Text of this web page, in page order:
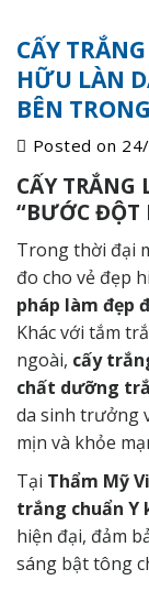
CẤY
HỮU LÀN
BÊN TRONG
Posted on
CẤY TRẮNG
“BƯỚC ĐỘT
Trong thời đại
đo cho vẻ đẹp
pháp làm đẹp
Khác với tắm
ngoài, cấy
chất dưỡng
da sinh trưởng
mịn và khỏe
Tại Thẩm Mỹ
trắng chuẩn Y
hiện đại, đảm
sáng bật tông